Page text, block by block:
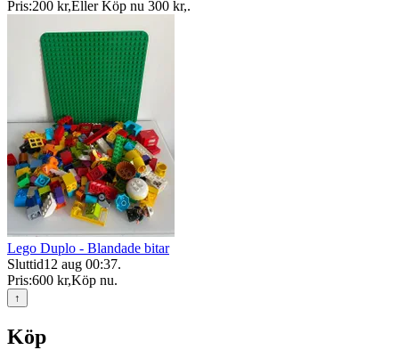
Pris:200 kr,Eller Köp nu 300 kr,.
Lego Duplo - Blandade bitar
Sluttid12 aug 00:37.
Pris:600 kr,Köp nu.
↑
Köp